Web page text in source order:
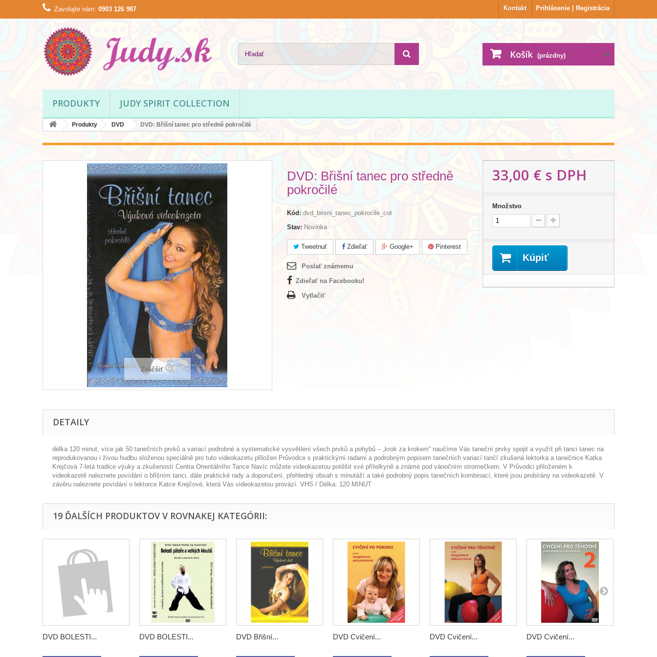
Prihlásenie | Registrácia
Kontakt
Zavolajte nám: 0903 126 987
Košík (prázdny)
PRODUKTY JUDY SPIRIT COLLECTION
Produkty DVD DVD: Břišní tanec pro středně pokročilé
Zväčšiť
DVD: Břišní tanec pro středně
pokročilé
Kód: dvd_brisni_tanec_pokrocile_cot
Stav: Novinka
Tweetnuť Zdieľať Google+ Pinterest
Poslať známemu
Zdieľať na Facebooku!
Vytlačiť
33,00 € s DPH
Množstvo
Kúpiť
DETAILY
délka 120 minut, více jak 50 tanečních prvků a variací podrobné a systematické vysvětlení všech prvků a pohybů – „krok za krokem“ naučíme Vás taneční prvky spojit a využít při tanci tanec na
reprodukovanou i živou hudbu složenou speciálně pro tuto videokazetu přiložen Průvodce s praktickými radami a podrobným popisem tanečních variací tančí zkušená lektorka a tanečnice Katka
Krejčová 7-letá tradice výuky a zkušeností Centra Orientálního Tance Navíc můžete videokazetou potěšit své přítelkyně a známé pod vánočním stromečkem. V Průvodci přiloženém k
videokazetě naleznete povídání o břišním tanci, dále praktické rady a doporučení, přehledný obsah s minutáží a také podrobný popis tanečních kombinací, které jsou probírány na videokazetě. V
závěru naleznete povídání o lektorce Katce Krejčové, která Vás videokazetou provází. VHS / Délka: 120 MINUT
19 ĎALŠÍCH PRODUKTOV V ROVNAKEJ KATEGÓRII:
DVD BOLESTI... DVD BOLESTI... DVD Břišní... DVD Cvičení... DVD Cvičení... DVD Cvičení...